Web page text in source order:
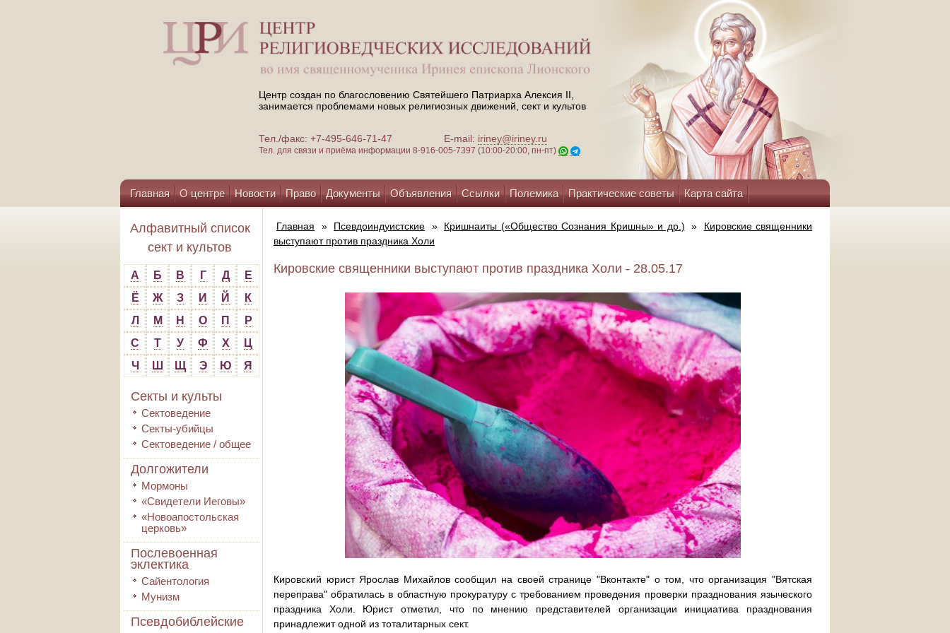
Центр создан по благословению Святейшего Патриарха Алексия II,
занимается проблемами новых религиозных движений, сект и культов
Тел./факс: +7-495-646-71-47 E-mail: iriney@iriney.ru
Тел. для связи и приёма информации 8-916-005-7397 (10:00-20:00, пн-пт)
Главная О центре Новости Право Документы Объявления Ссылки Полемика Практические советы Карта сайта
Помощь центру
Алфавитный список
сект и культов
А Б В Г Д
Е
Ё
Ж З И Й
К
Л
М Н О П
Р
С
Т У Ф Х
Ц
Ч
Ш Щ Э Ю Я
Секты и культы
Сектоведение
Секты-убийцы
Сектоведение / общее
Долгожители
Мормоны
«Свидетели Иеговы»
«Новоапостольская
церковь»
Послевоенная
эклектика
Сайентология
Мунизм
Псевдобиблейские
Главная » Псевдоиндуистские » Кришнаиты («Общество Сознания Кришны» и др.) »
Кировские священники
выступают против праздника Холи
Кировские священники выступают против праздника Холи - 28.05.17
Кировский юрист Ярослав Михайлов сообщил на своей странице "Вконтакте" о том, что организация "Вятская
переправа" обратилась в областную прокуратуру с требованием проведения проверки празднования языческого
праздника Холи. Юрист отметил, что по мнению представителей организации инициатива празднования
принадлежит одной из тоталитарных сект.